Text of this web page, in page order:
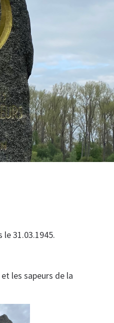
31.03.1945.
les sapeurs de la